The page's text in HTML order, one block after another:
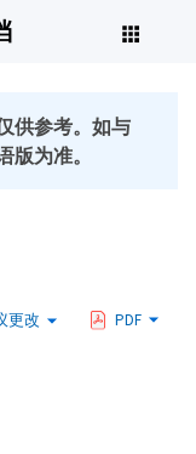
供参考。如与
版为准。
更改 PDF